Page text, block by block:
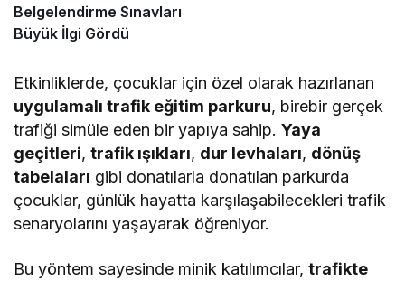
Belgelendirme Sınavları
Büyük İlgi Gördü
Etkinliklerde, çocuklar için özel olarak hazırlanan
uygulamalı trafik eğitim parkuru, birebir gerçek
trafiği simüle eden bir yapıya sahip.Yaya
geçitleri,trafik ışıkları, dur levhaları, dönüş
tabelaları gibi donatılarla donatılan parkurda
çocuklar, günlük hayatta karşılaşabilecekleri trafik
senaryolarını yaşayarak öğreniyor.
Bu yöntem sayesinde minik katılımcılar,trafikte